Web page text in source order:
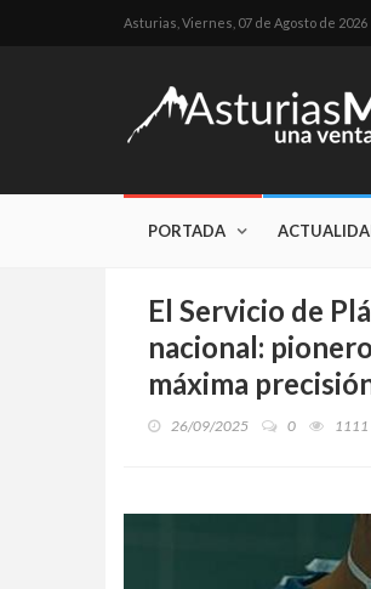
Asturias, Viernes, 07 de Agosto de 2026
PORTADA
El Servicio de
nacional:
máxima
26/09/2025 0 1111